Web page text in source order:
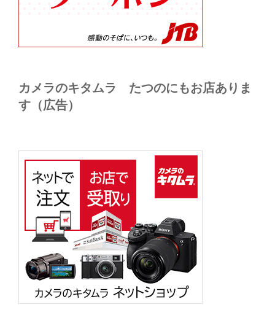
カメラのキタムラ たつのにもお店ありま
す（広告）